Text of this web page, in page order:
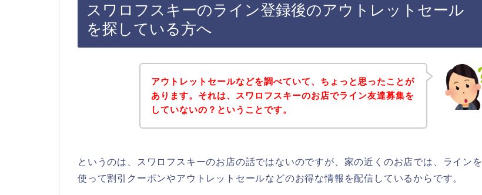
スワロフスキーのライン登録後のアウトレットセール
を探している方へ
アウトレットセールなどを調べていて、ちょっと思ったことが
あります。それは、スワロフスキーのお店でライン友達募集を
していないの？ということです。
というのは、スワロフスキーのお店の話ではないのですが、家の近くのお店では、ラインを
使って割引クーポンやアウトレットセールなどのお得な情報を配信しているからです。